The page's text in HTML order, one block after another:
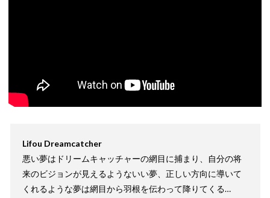
Lifou Dreamcatcher
悪い夢はドリームキャッチャーの網目に捕まり、自分の将
来のビジョンが見えるようないい夢、正しい方向に導いて
くれるような夢は網目から羽根を伝わって降りてくる…